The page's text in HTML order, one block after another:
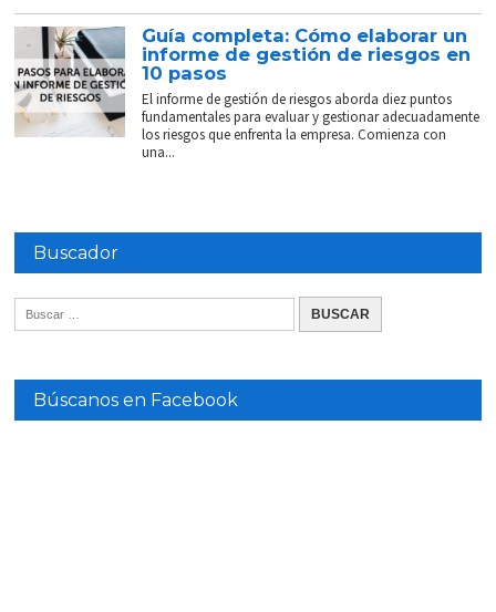
Guía completa: Cómo elaborar un
informe de gestión de riesgos en
10 pasos
El informe de gestión de riesgos aborda diez puntos
fundamentales para evaluar y gestionar adecuadamente
los riesgos que enfrenta la empresa. Comienza con
una...
Buscador
Búscanos en Facebook